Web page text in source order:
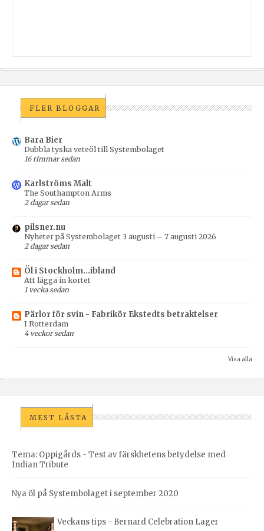
FLER BLOGGAR
Bara Bier
Dubbla tyska veteöl till Systembolaget
16 timmar sedan
Karlströms Malt
The Southampton Arms
2 dagar sedan
pilsner.nu
Nyheter på Systembolaget 3 augusti – 7 augusti 2026
2 dagar sedan
Öl i Stockholm...ibland
Att lägga in kortet
1 vecka sedan
Pärlor för svin - Fabrikör Ekstedts betraktelser
I Rotterdam
4 veckor sedan
Visa alla
MEST LÄSTA
Tema: Oppigårds - Test av färskhetens betydelse med
Indian Tribute
Nya öl på Systembolaget i september 2020
Veckans tips - Bernard Celebration Lager